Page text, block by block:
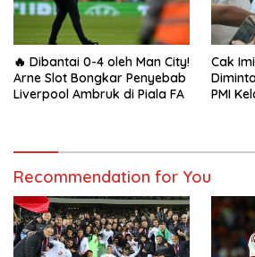
🔥 Dibantai 0-4 oleh Man City!
Arne Slot Bongkar Penyebab
Liverpool Ambruk di Piala FA
Cak
PMI
Recommendation for You